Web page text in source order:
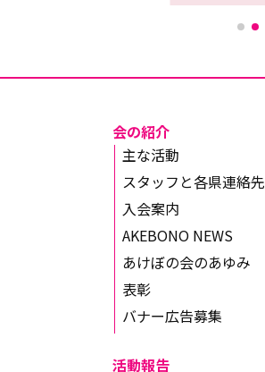
会の紹介
主な活動
スタッフと各県連絡先
入会案内
AKEBONO NEWS
あけぼの会のあゆみ
表彰
バナー広告募集
活動報告